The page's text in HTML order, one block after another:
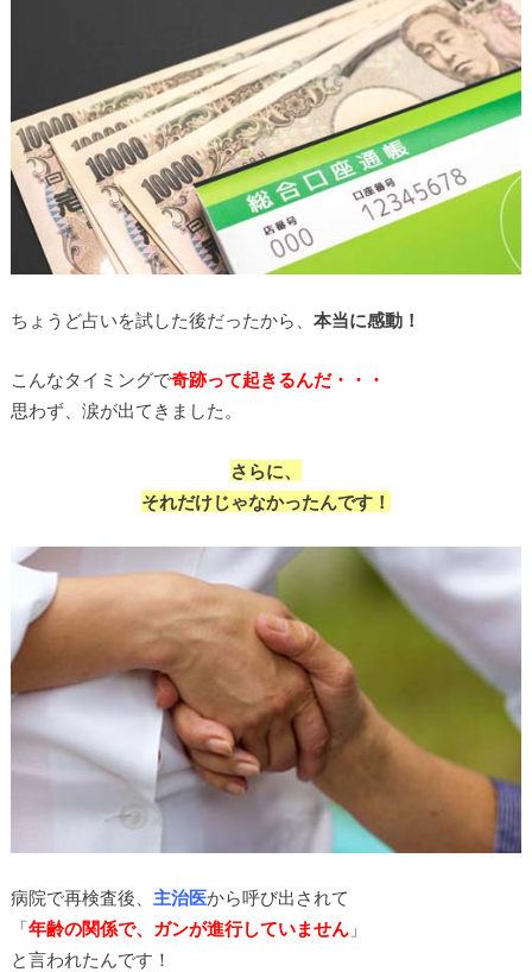
ちょうど占いを試した後だったから、 本当に感動！
こんなタイミングで奇跡って起きるんだ・・・
思わず、涙が出てきました。
さらに、
それだけじゃなかったんです！
病院で再検査後、 主治医から呼び出されて
「年齢の関係で、ガンが進行していません」
と言われたんです！